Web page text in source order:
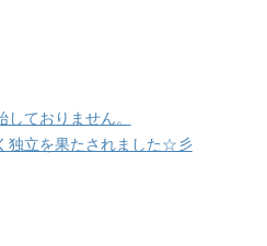
ておりません。
独立を果たされました☆彡